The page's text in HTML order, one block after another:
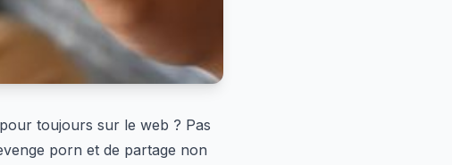
toujours sur le web ? Pas
porn et de partage non